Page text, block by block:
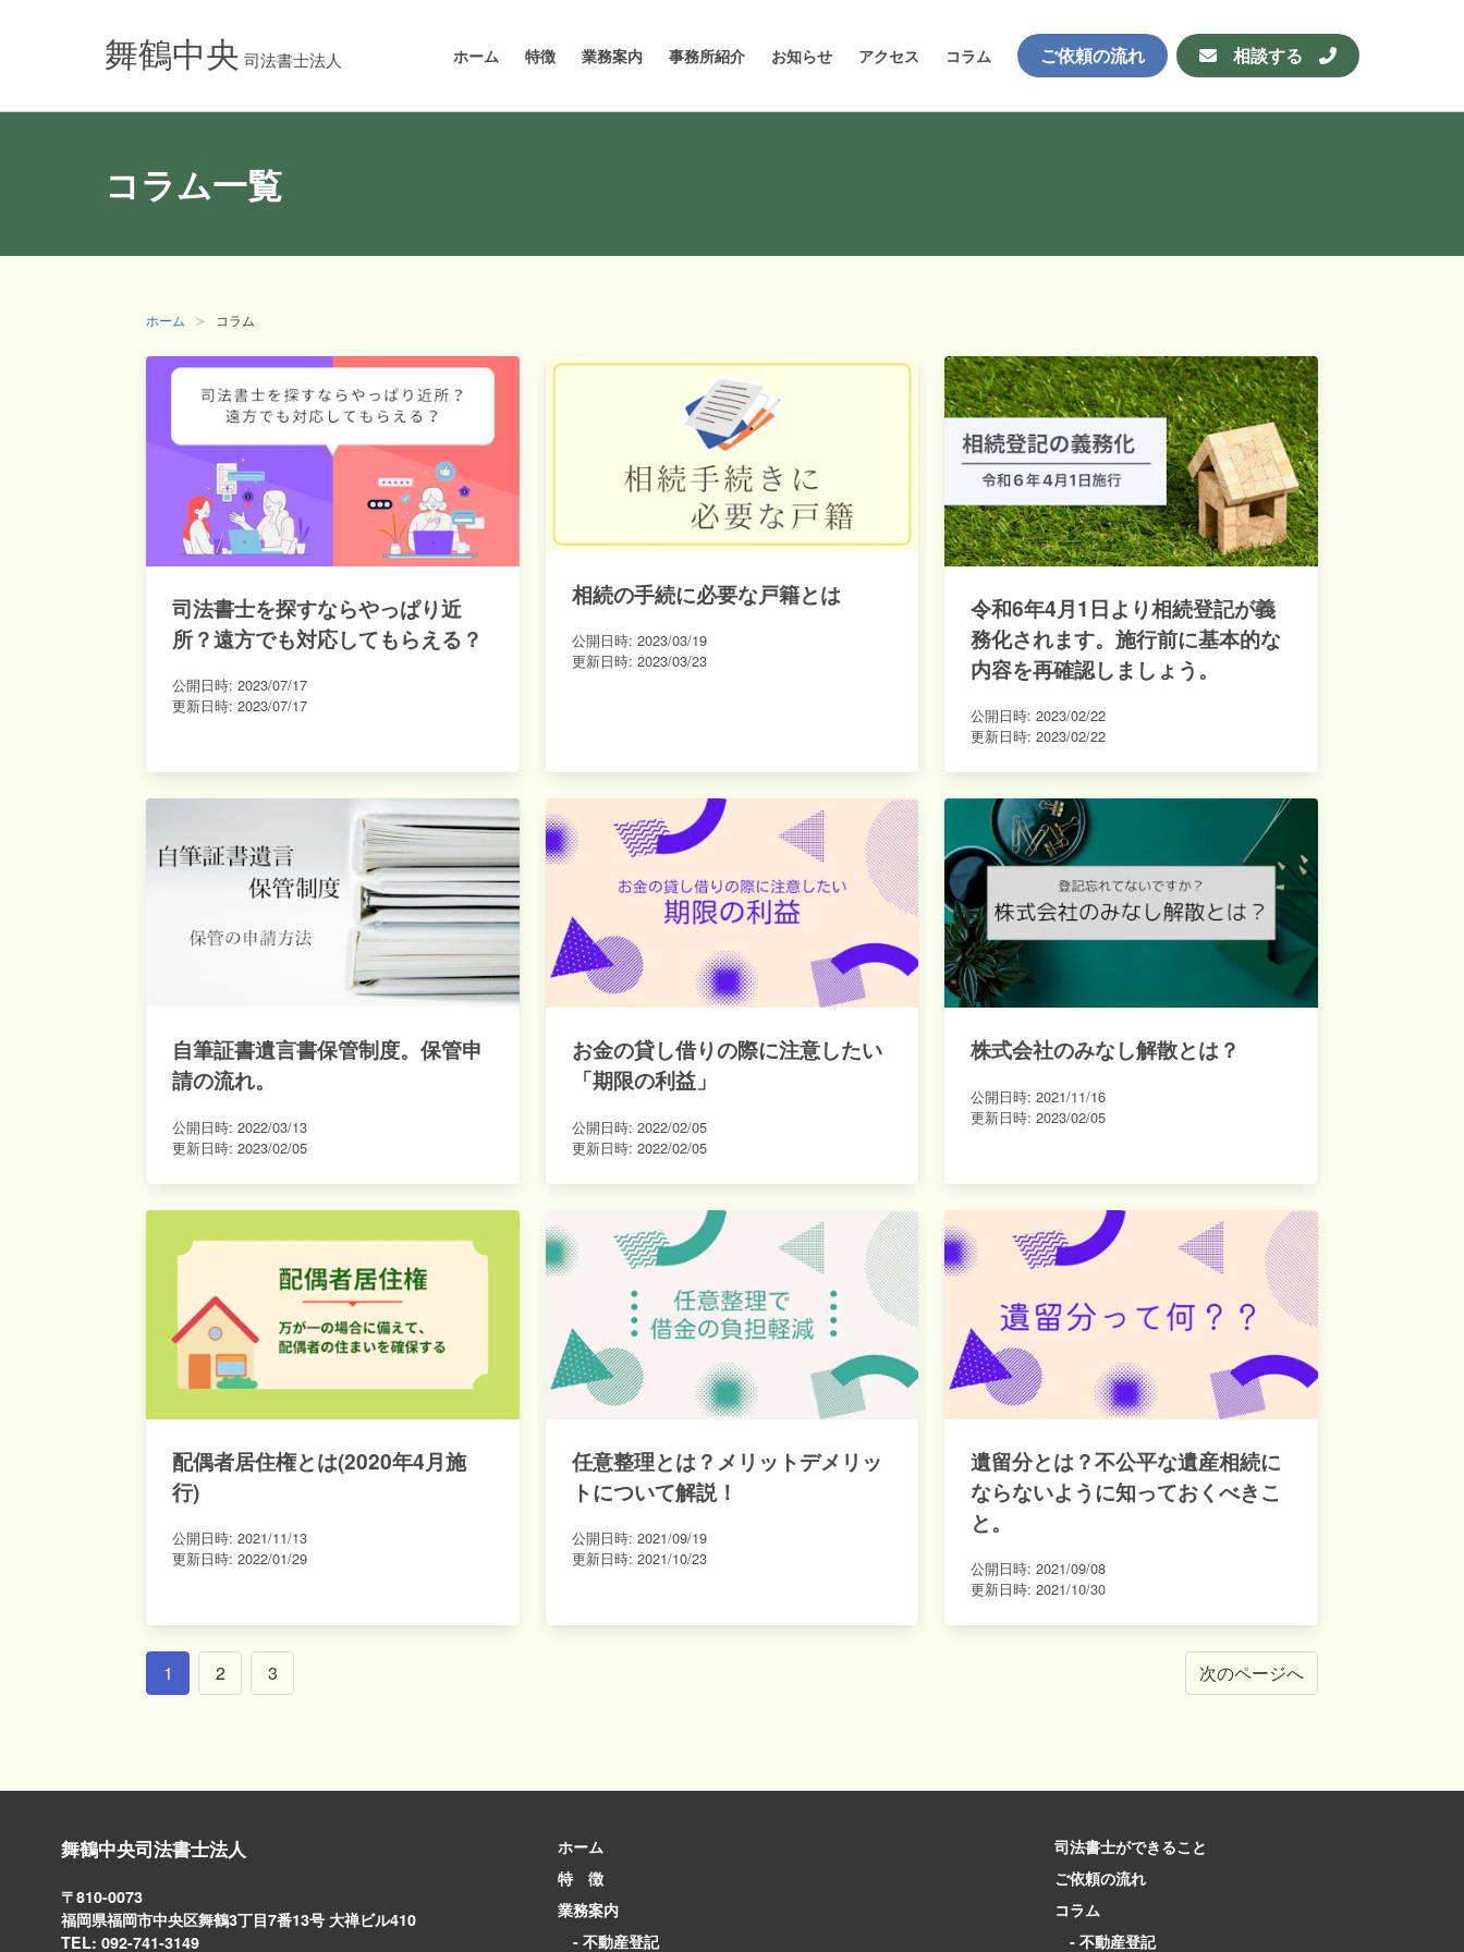
舞鶴中央 司法書士法人 ホーム 特徴 業務案内 事務所紹介 お知らせ アクセス コラム ご依頼の流れ 相談する
コラム一覧
ホーム コラム
司法書士を探すならやっぱり近
所？遠方でも対応してもらえる？
公開日時:2023/07/17
更新日時:2023/07/17
相続の手続に必要な戸籍とは
公開日時: 2023/03/19
更新日時: 2023/03/23
令和6年4月1日より相続登記が義
務化されます。施行前に基本的な
内容を再確認しましょう。
公開日時:2023/02/22
更新日時:2023/02/22
自筆証書遺言書保管制度。保管申
請の流れ。
公開日時:2022/03/13
更新日時:2023/02/05
お金の貸し借りの際に注意したい
「期限の利益」
公開日時: 2022/02/05
更新日時: 2022/02/05
株式会社のみなし解散とは？
公開日時:2021/11/16
更新日時:2023/02/05
配偶者居住権とは(2020年4月施
行)
公開日時:2021/11/13
更新日時:2022/01/29
任意整理とは？メリットデメリッ
トについて解説！
公開日時: 2021/09/19
更新日時: 2021/10/23
遺留分とは？不公平な遺産相続に
ならないように知っておくべきこ
と。
公開日時:2021/09/08
更新日時:2021/10/30
次のページへ
1 2 3
舞鶴中央司法書士法人
〒810-0073
福岡県福岡市中央区舞鶴3丁目7番13号 大禅ビル410
TEL: 092-741-3149
ホーム
特 徴
業務案内
- 不動産登記
司法書士ができること
ご依頼の流れ
コラム
- 不動産登記